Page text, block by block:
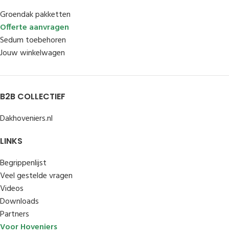
Groendak pakketten
Offerte aanvragen
Sedum toebehoren
Jouw winkelwagen
B2B COLLECTIEF
Dakhoveniers.nl
LINKS
Begrippenlijst
Veel gestelde vragen
Videos
Downloads
Partners
Voor Hoveniers